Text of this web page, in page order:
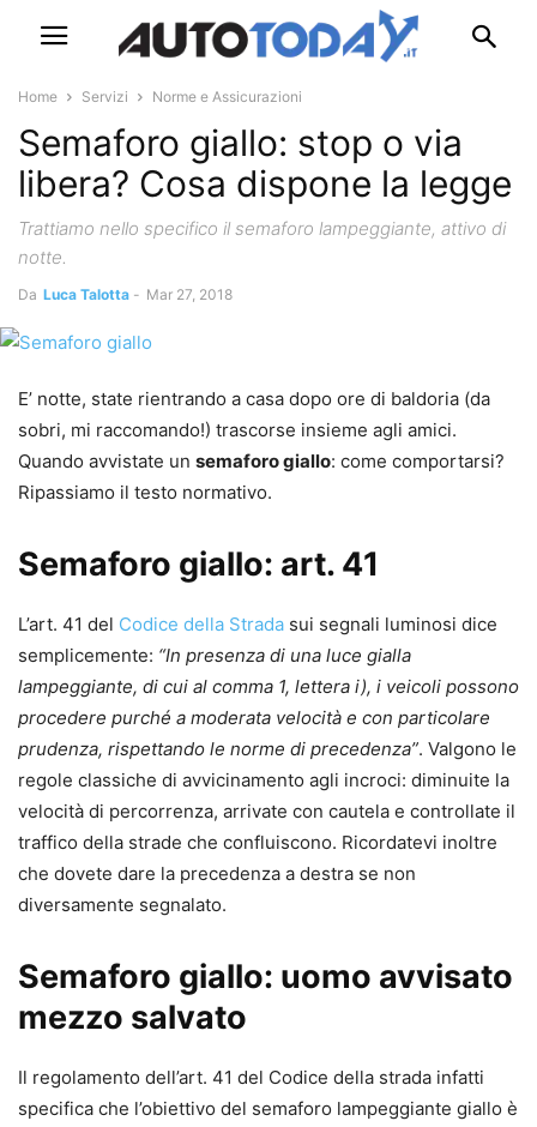
Home Servizi Norme e Assicurazioni
Semaforo giallo: stop o via
libera? Cosa dispone la legge
Trattiamo nello specifico il semaforo lampeggiante, attivo di
notte.
Da Luca Talotta - Mar 27, 2018
E’ notte, state rientrando a casa dopo ore di baldoria (da
sobri, mi raccomando!) trascorse insieme agli amici.
Quando avvistate un semaforo giallo: come comportarsi?
Ripassiamo il testo normativo.
Semaforo giallo: art. 41
L’art. 41 del Codice della Strada sui segnali luminosi dice
semplicemente: “In presenza di una luce gialla
lampeggiante, di cui al comma 1, lettera i), i veicoli possono
procedere purché a moderata velocità e con particolare
prudenza, rispettando le norme di precedenza”. Valgono le
regole classiche di avvicinamento agli incroci: diminuite la
velocità di percorrenza, arrivate con cautela e controllate il
traffico della strade che confluiscono. Ricordatevi inoltre
che dovete dare la precedenza a destra se non
diversamente segnalato.
Semaforo giallo: uomo avvisato
mezzo salvato
Il regolamento dell’art. 41 del Codice della strada infatti
specifica che l’obiettivo del semaforo lampeggiante giallo è